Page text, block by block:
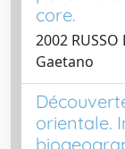
core.
2002 RUSSO
Gaetano
orientale.